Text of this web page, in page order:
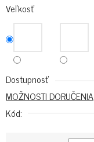
Veľkosť
Dostupnosť
MOŽNOSTI DORUČENIA
Kód: